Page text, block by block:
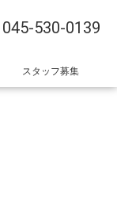
045-530-0139
スタッフ募集